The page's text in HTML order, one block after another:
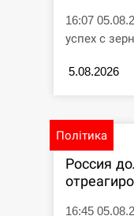
16:07
успех с
5.08.2026
Політика
Россия
16:45